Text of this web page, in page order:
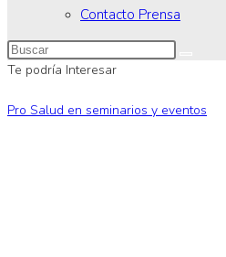
Contacto Prensa
Te podría Interesar
Pro Salud en seminarios y eventos